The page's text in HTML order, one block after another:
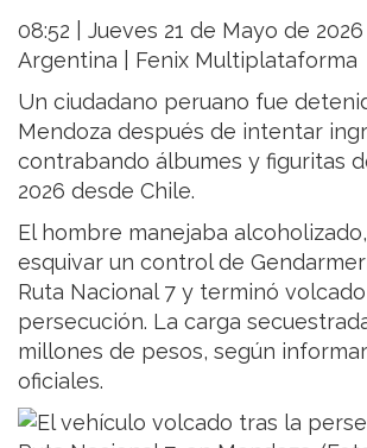
08:52 | Jueves 21 de Mayo de
Argentina | Fenix Multiplataforma
Un ciudadano peruano fue
Mendoza después de intentar
contrabando álbumes y figuritas
2026 desde Chile.
El hombre manejaba
esquivar un control de
Ruta Nacional 7 y terminó
persecución. La carga
millones de pesos, según
oficiales.